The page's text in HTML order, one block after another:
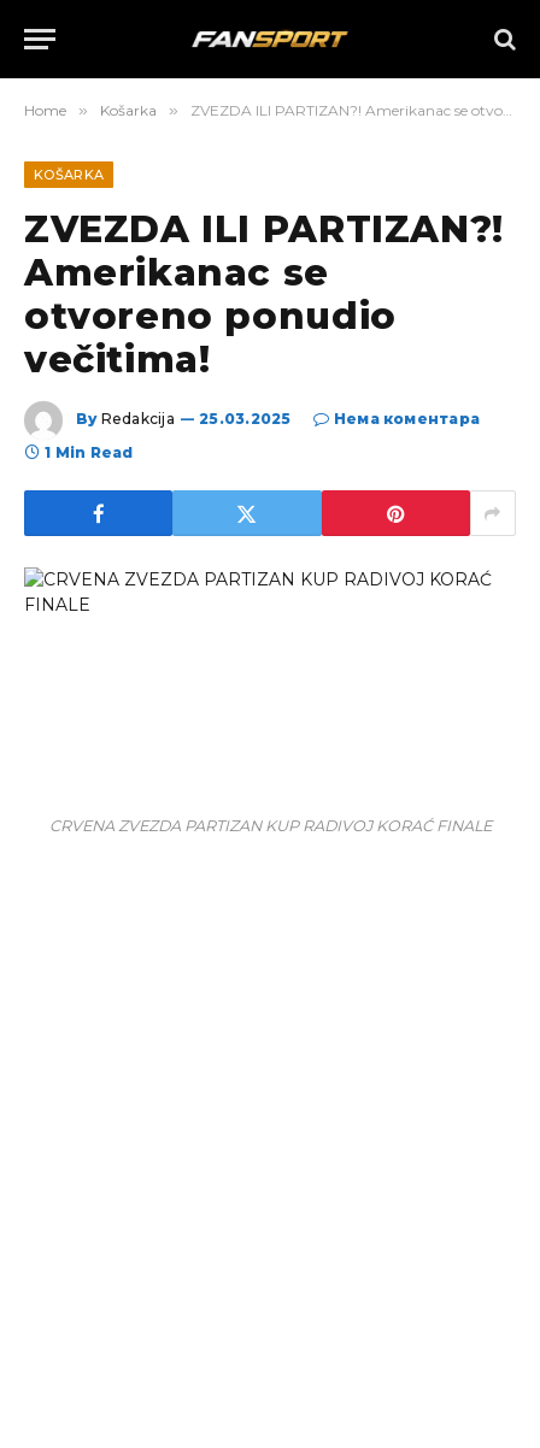
Home » Košarka » ZVEZDA ILI PARTIZAN?! Amerikanac se otvoreno ponudio večitima!
KOŠARKA
ZVEZDA ILI PARTIZAN?!
Amerikanac se
otvoreno ponudio
večitima!
By Redakcija 25.03.2025
Нема коментара
1 Min Read
CRVENA ZVEZDA PARTIZAN KUP RADIVOJ KORAĆ FINALE